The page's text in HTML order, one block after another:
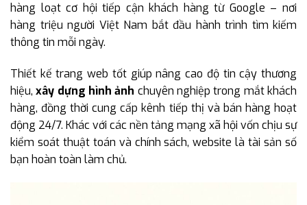
hàng loạt cơ hội tiếp cận khách hàng từ Google – nơi
hàng triệu người Việt Nam bắt đầu hành trình tìm kiếm
thông tin mỗi ngày.
Thiết kế trang web tốt giúp nâng cao độ tin cậy thương
hiệu,xây dựng hình ảnh chuyên nghiệp trong mắt khách
hàng, đồng thời cung cấp kênh tiếp thị và bán hàng hoạt
động 24/7. Khác với các nền tảng mạng xã hội vốn chịu sự
kiểm soát thuật toán và chính sách, website là tài sản số
bạn hoàn toàn làm chủ.